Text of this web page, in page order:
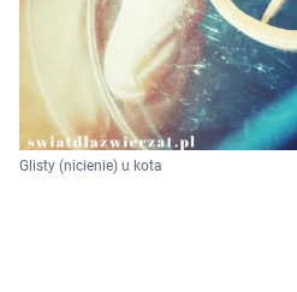
Glisty (nicienie) u kota